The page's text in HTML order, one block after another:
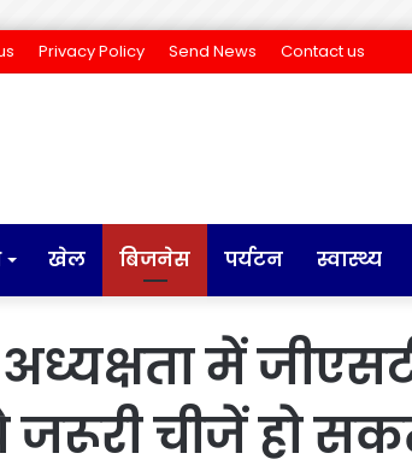
Privacy Policy Send News Contact us
खेल बिजनेस पर्यटन स्वास्थ्य
अध्यक्षता में
चीजें हो